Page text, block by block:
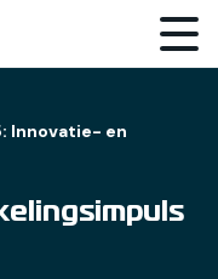
Innovatie- en